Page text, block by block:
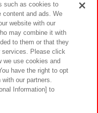
サイトポリシー
シビリティ方針と検証結果
such as cookies to
content and ads. We
website with our
may combine it with
to them or that they
services. Please click
we use cookies and
have the right to opt
our partners.
Information] to